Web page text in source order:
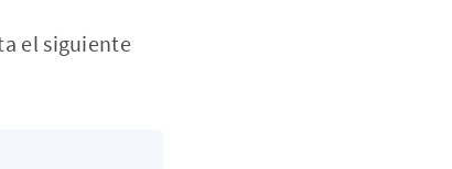
el siguiente